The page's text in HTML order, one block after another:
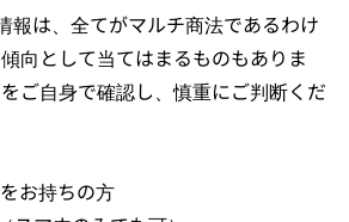
報は、全てがマルチ商法であるわけ
向として当てはまるものもありま
ご自身で確認し、慎重にご判断くだ
お持ちの方